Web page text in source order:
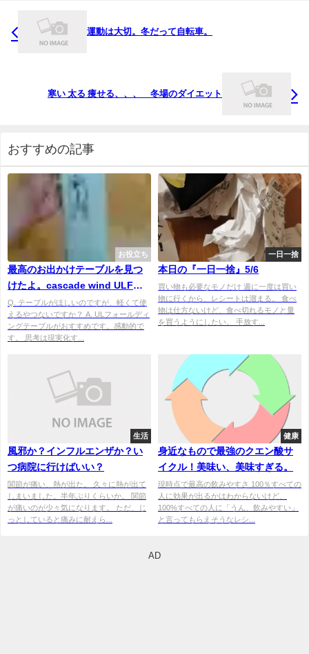
運動は大切。冬だって自転車。
寒い 太る 痩せる、、、 冬場のダイエット
おすすめの記事
お役立ち
最高のお出かけテーブルを見つ
けたよ。cascade wind ULF
table。
Q. テーブルがほしいのですが、軽くて使
えるやつないですか？ A. ULフォールディ
ングテーブルがおすすめです。感動的で
す。 思考は現実化す...
一日一捨
本日の『一日一捨』5/6
買い物も必要なモノだけ 週に一度は買い
物に行くから、レシートは溜まる。 食べ
物は仕方ないけど、食べ切れるモノと量
を買うようにしたい。 手放す...
生活
風邪か？インフルエンザか？い
つ病院に行けばいい？
関節が痛い、熱が出た。 久々に熱が出て
しまいました。半年ぶりくらいか。 関節
が痛いのが少々気になります。 ただ、じ
っとしていると痛みに耐えら...
健康
身近なもので最強のクエン酸サ
イクル！美味い、美味すぎる。
現時点で最高の飲みやすさ 100％すべての
人に効果が出るかはわからないけど、
100%すべての人に「うん、飲みやすい」
と言ってもらえそうなレシ...
AD